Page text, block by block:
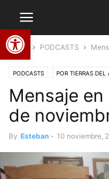
Abrir barra
Home PODCASTS
2023
PODCASTS POR TIERRAS DEL
Mensaje
de
By Esteban - 10 noviembre,